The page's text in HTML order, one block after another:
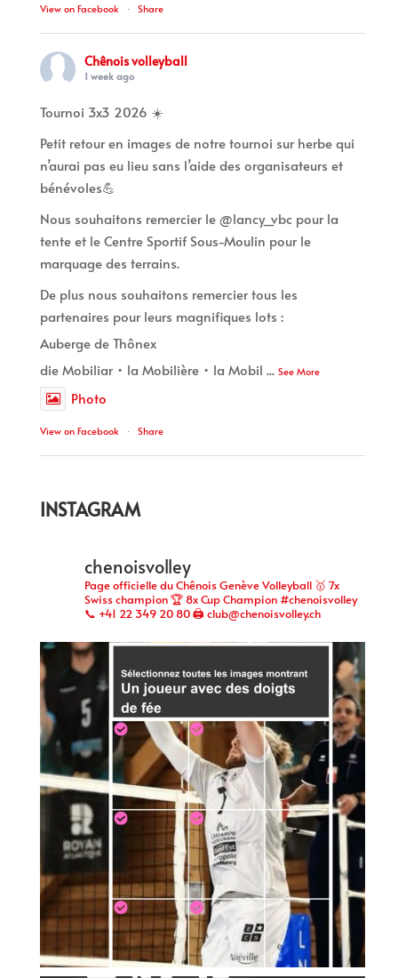
View on Facebook · Share
Chênois volleyball
1 week ago
Tournoi 3x3 2026 ☀️
Petit retour en images de notre tournoi sur herbe qui
n’aurai pas eu lieu sans l’aide des organisateurs et
bénévoles💪
Nous souhaitons remercier le @lancy_vbc pour la
tente et le Centre Sportif Sous-Moulin pour le
marquage des terrains.
De plus nous souhaitons remercier tous les
partenaires pour leurs magnifiques lots :
Auberge de Thônex
die Mobiliar • la Mobilière • la Mobil ... See More
Photo
View on Facebook · Share
INSTAGRAM
chenoisvolley
Page officielle du Chênois Genève Volleyball 🥇 7x
Swiss champion 🏆 8x Cup Champion #chenoisvolley
📞 +41 22 349 20 80 🖨 club@chenoisvolley.ch